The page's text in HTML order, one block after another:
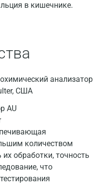
в кишечнике.
анализатор
США
количеством
обработки, точность
что